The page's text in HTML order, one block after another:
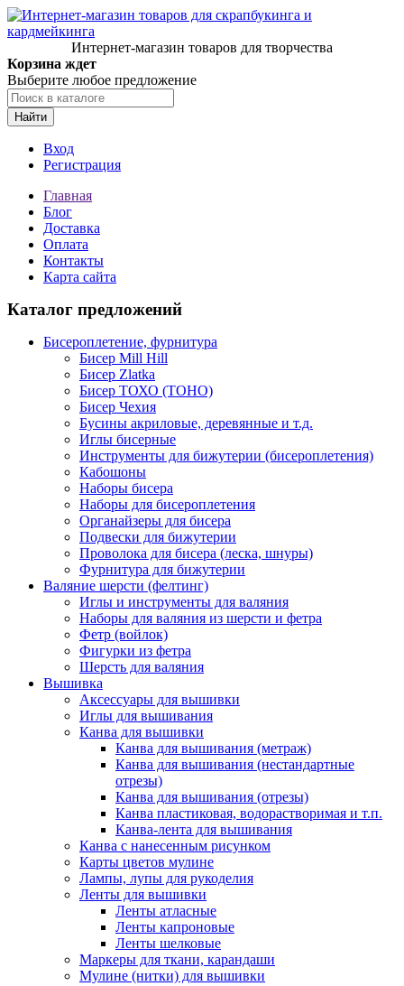
Интернет-магазин товаров для творчества
Корзина ждет
Выберите любое предложение
Найти
Вход
Регистрация
Главная
Блог
Доставка
Оплата
Контакты
Карта сайта
Каталог предложений
Бисероплетение, фурнитура
Бисер Mill Hill
Бисер Zlatka
Бисер ТОХО (TOHO)
Бисер Чехия
Бусины акриловые, деревянные и т.д.
Иглы бисерные
Инструменты для бижутерии (бисероплетения)
Кабошоны
Наборы бисера
Наборы для бисероплетения
Органайзеры для бисера
Подвески для бижутерии
Проволока для бисера (леска, шнуры)
Фурнитура для бижутерии
Валяние шерсти (фелтинг)
Иглы и инструменты для валяния
Наборы для валяния из шерсти и фетра
Фетр (войлок)
Фигурки из фетра
Шерсть для валяния
Вышивка
Аксессуары для вышивки
Иглы для вышивания
Канва для вышивки
Канва для вышивания (метраж)
Канва для вышивания (нестандартные
отрезы)
Канва для вышивания (отрезы)
Канва пластиковая, водорастворимая и т.п.
Канва-лента для вышивания
Канва с нанесенным рисунком
Карты цветов мулине
Лампы, лупы для рукоделия
Ленты для вышивки
Ленты атласные
Ленты капроновые
Ленты шелковые
Маркеры для ткани, карандаши
Мулине (нитки) для вышивки